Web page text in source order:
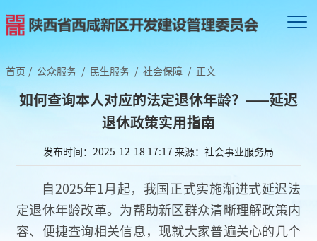
首页 / 公众服务 / 民生服务 / 社会保障 / 正文
如何查询本人对应的法定退休年龄？——延迟
退休政策实用指南
发布时间：2025-12-18 17:17 来源：社会事业服务局
自2025年1月起，我国正式实施渐进式延迟法
定退休年龄改革。为帮助新区群众清晰理解政策内
容、便捷查询相关信息，现就大家普遍关心的几个